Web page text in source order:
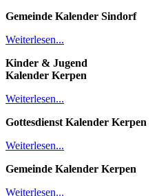
Gemeinde Kalender Sindorf
Weiterlesen...
Kinder & Jugend
Kalender Kerpen
Weiterlesen...
Gottesdienst Kalender Kerpen
Weiterlesen...
Gemeinde Kalender Kerpen
Weiterlesen...